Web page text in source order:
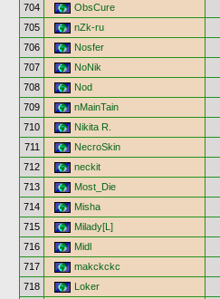
704
ObsCure
705
nZk-ru
706
Nosfer
707
NoNik
708
Nod
709
nMainTain
710
Nikita R.
711
NecroSkin
712
neckit
713
Most_Die
714
Misha
715
Milady[L]
716
Midl
717
makckckc
718
Loker